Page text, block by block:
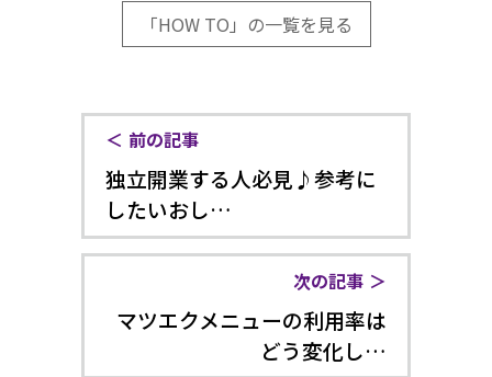
「HOW TO」の一覧を見る
前の記事
独立開業する人必見♪参考に
したいおし…
次の記事
マツエクメニューの利用率は
どう変化し…